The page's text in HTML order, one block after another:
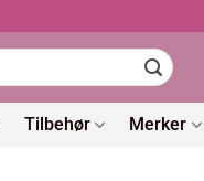
Tilbehør Merker